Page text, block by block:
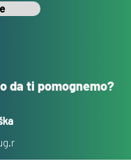
da ti pomognemo?